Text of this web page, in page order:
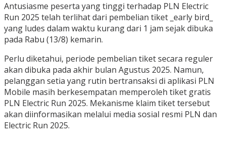
Antusiasme peserta yang tinggi terhadap PLN Electric
Run 2025 telah terlihat dari pembelian tiket _early bird_
yang ludes dalam waktu kurang dari 1 jam sejak dibuka
pada Rabu (13/8) kemarin.
Perlu diketahui, periode pembelian tiket secara reguler
akan dibuka pada akhir bulan Agustus 2025. Namun,
pelanggan setia yang rutin bertransaksi di aplikasi PLN
Mobile masih berkesempatan memperoleh tiket gratis
PLN Electric Run 2025. Mekanisme klaim tiket tersebut
akan diinformasikan melalui media sosial resmi PLN dan
Electric Run 2025.